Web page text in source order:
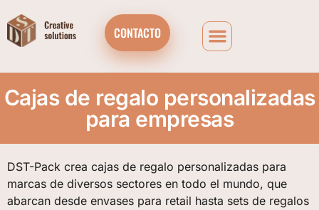
CONTACTO
Cajas de regalo personalizadas
para empresas
DST-Pack crea cajas de regalo personalizadas para
marcas de diversos sectores en todo el mundo, que
abarcan desde envases para retail hasta sets de regalos